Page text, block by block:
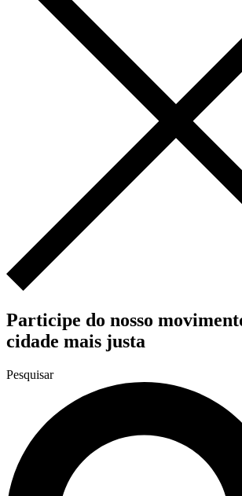
Participe do nosso
cidade mais justa
Pesquisar